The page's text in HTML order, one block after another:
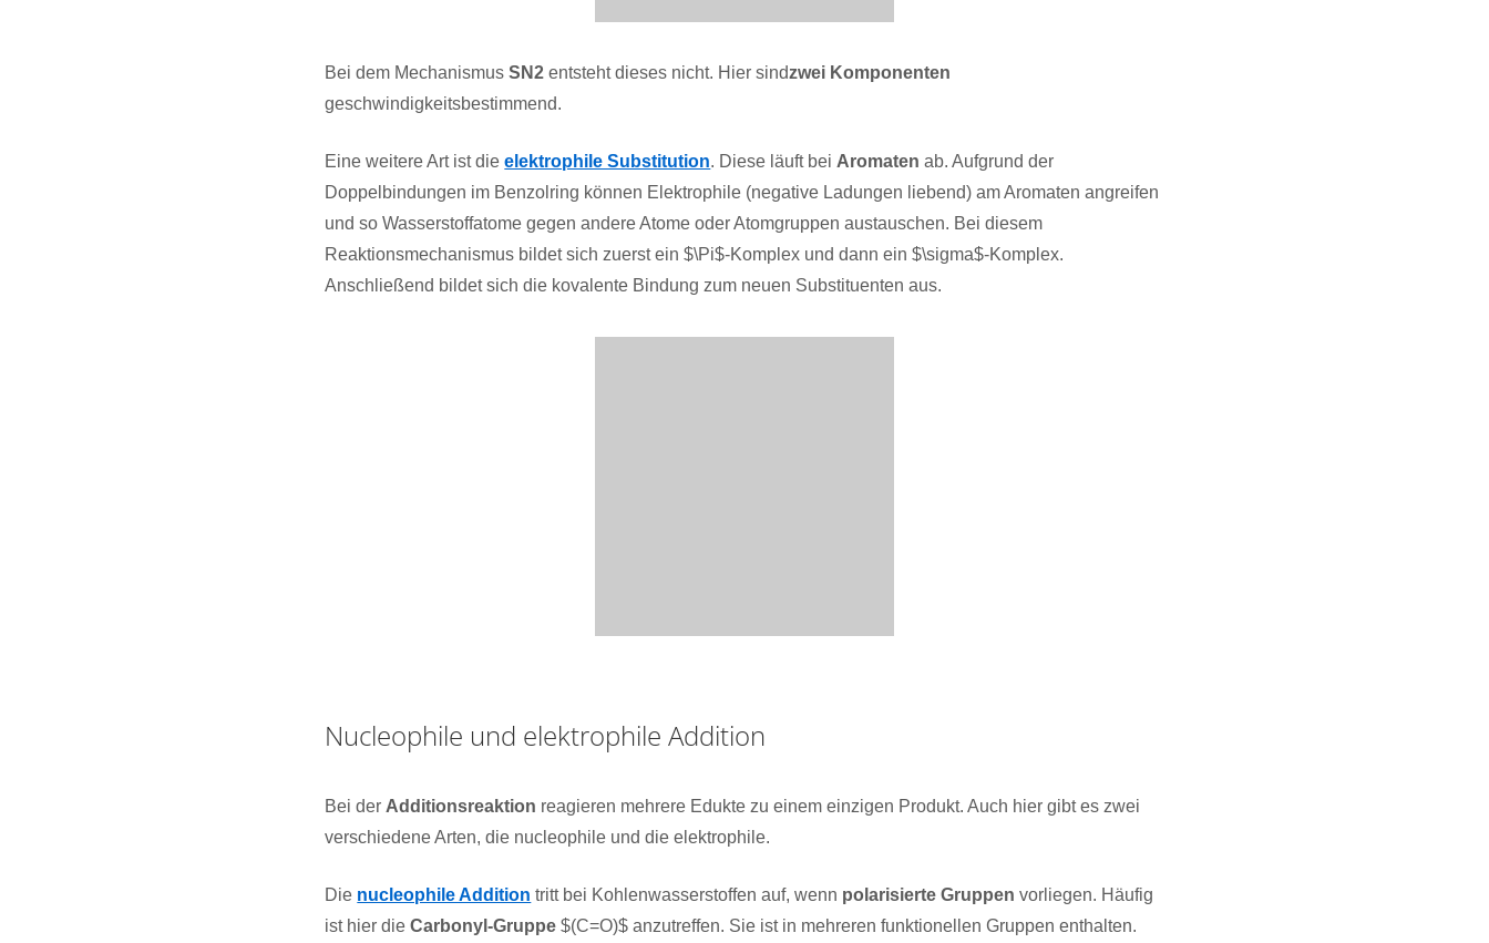
Bei dem MechanismusSN2 entsteht dieses nicht. Hier sindzwei Komponenten
geschwindigkeitsbestimmend.
Eine weitere Art ist dieelektrophile Substitution. Diese läuft bei Aromaten ab. Aufgrund der
Doppelbindungen im Benzolring können Elektrophile (negative Ladungen liebend) am Aromaten angreifen
und so Wasserstoffatome gegen andere Atome oder Atomgruppen austauschen. Bei diesem
Reaktionsmechanismus bildet sich zuerst ein $\Pi$-Komplex und dann ein $\sigma$-Komplex.
Anschließend bildet sich die kovalente Bindung zum neuen Substituenten aus.
Nucleophile und elektrophile Addition
Bei der Additionsreaktion reagieren mehrere Edukte zu einem einzigen Produkt. Auch hier gibt es zwei
verschiedene Arten, die nucleophile und die elektrophile.
Die nucleophile Addition tritt bei Kohlenwasserstoffen auf, wenn polarisierte Gruppen vorliegen. Häufig
ist hier dieCarbonyl-Gruppe $(C=O)$ anzutreffen. Sie ist in mehreren funktionellen Gruppen enthalten.